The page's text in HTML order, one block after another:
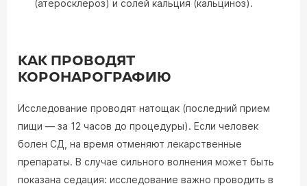
(атеросклероз) и солей кальция (кальциноз).
КАК ПРОВОДЯТ
КОРОНАРОГРАФИЮ
Исследование проводят натощак (последний прием
пищи — за 12 часов до процедуры). Если человек
болен СД, на время отменяют лекарственные
препараты. В случае сильного волнения может быть
показана седация: исследование важно проводить в